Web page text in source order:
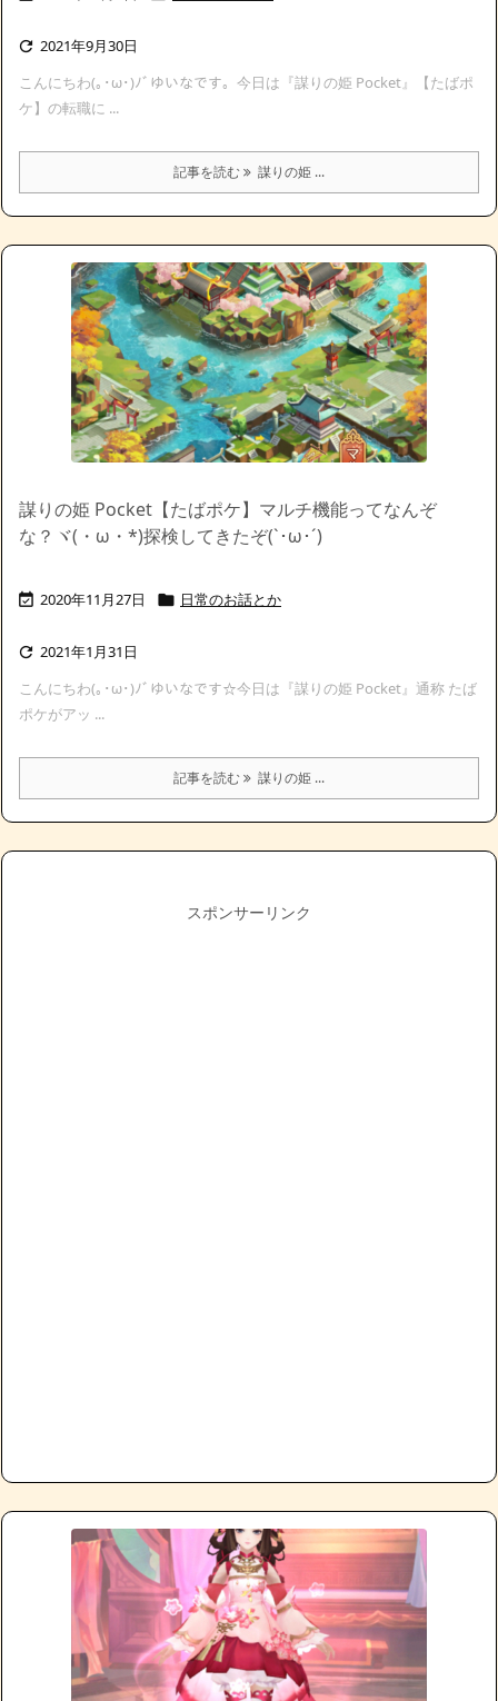
 2021年9月30日
こんにちわ(｡･ω･)ﾉﾞゆいなです。今日は『謀りの姫 Pocket』【たばポ
ケ】の転職に ...
記事を読む 謀りの姫 ...
謀りの姫 Pocket【たばポケ】マルチ機能ってなんぞ
な？ヾ(・ω・*)探検してきたぞ(`･ω･´)ゞ
 2020年11月27日  日常のお話とか
 2021年1月31日
こんにちわ(｡･ω･)ﾉﾞゆいなです☆今日は『謀りの姫 Pocket』通称 たば
ポケがアッ ...
記事を読む 謀りの姫 ...
スポンサーリンク